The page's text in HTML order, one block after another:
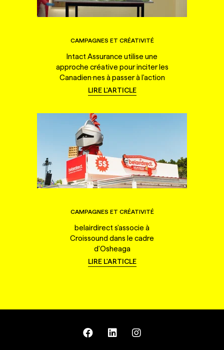
CAMPAGNES ET CRÉATIVITÉ
Intact Assurance utilise une
approche créative pour inciter les
Canadien·nes à passer à l'action
LIRE L'ARTICLE
CAMPAGNES ET CRÉATIVITÉ
belairdirect s'associe à
Croissound dans le cadre
d'Osheaga
LIRE L'ARTICLE